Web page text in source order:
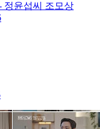
정윤섭씨 조모상